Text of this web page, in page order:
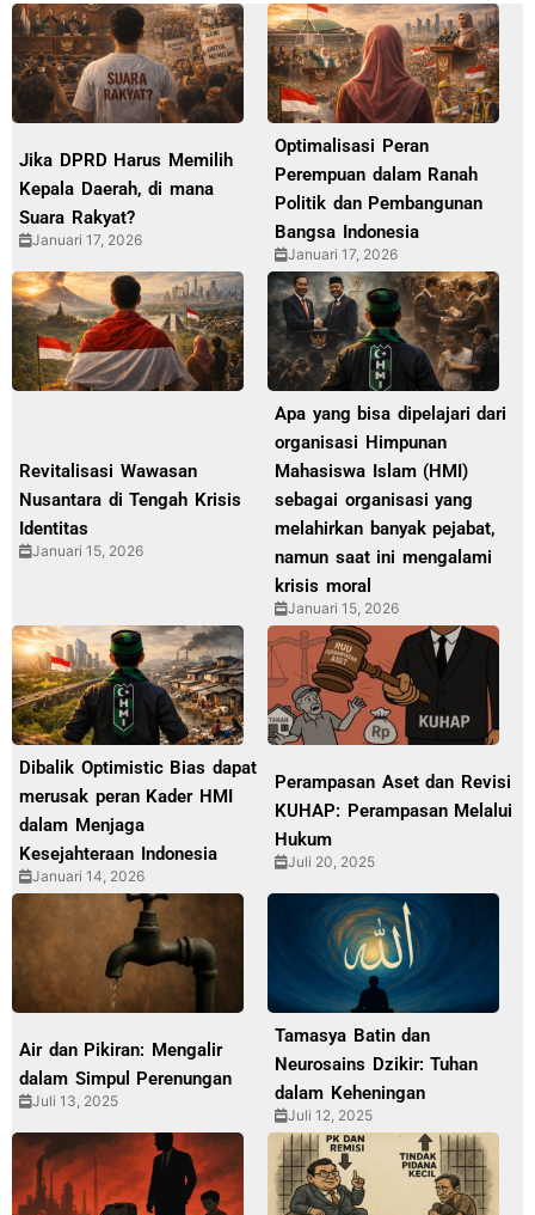
Jika DPRD Harus Memilih
Kepala Daerah, di mana
Suara Rakyat?
Januari 17, 2026
Optimalisasi Peran
Perempuan dalam Ranah
Politik dan Pembangunan
Bangsa Indonesia
Januari 17, 2026
Revitalisasi Wawasan
Nusantara di Tengah Krisis
Identitas
Januari 15, 2026
Apa yang bisa dipelajari dari
organisasi Himpunan
Mahasiswa Islam (HMI)
sebagai organisasi yang
melahirkan banyak pejabat,
namun saat ini mengalami
krisis moral
Januari 15, 2026
Dibalik Optimistic Bias dapat
merusak peran Kader HMI
dalam Menjaga
Kesejahteraan Indonesia
Januari 14, 2026
Perampasan Aset dan Revisi
KUHAP: Perampasan Melalui
Hukum
Juli 20, 2025
Air dan Pikiran: Mengalir
dalam Simpul Perenungan
Juli 13, 2025
Tamasya Batin dan
Neurosains Dzikir: Tuhan
dalam Keheningan
Juli 12, 2025